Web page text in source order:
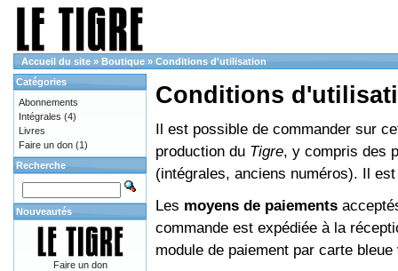
Accueil du site » Boutique » Conditions d'utilisation
Conditions
Il est possible de commander sur
production du Tigre, y compris des
(intégrales, anciens numéros). Il
Les moyens de paiements
commande est expédiée à la
module de paiement par carte
Catégories
Abonnements
Intégrales (4)
Livres
Faire un don (1)
Recherche
Nouveautés
Faire un don